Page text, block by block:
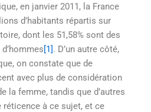
en janvier 2011, la France
d’habitants répartis sur
dont les 51,58% sont des
[1]. D’un autre côté,
on constate que de
avec plus de considération
la femme, tandis que d’autres
réticence à ce sujet, et ce